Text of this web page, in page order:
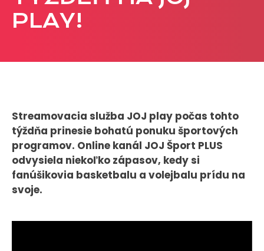
REKLAMA
O NÁS
Tím
Kariéra
PLAY!
Streamovacia služba JOJ play počas tohto
týždňa prinesie bohatú ponuku športových
programov. Online kanál JOJ Šport PLUS
odvysiela niekoľko zápasov, kedy si
fanúšikovia basketbalu a volejbalu prídu na
svoje.